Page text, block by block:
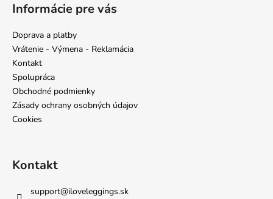
Informácie pre vás
Doprava a platby
Vrátenie - Výmena - Reklamácia
Kontakt
Spolupráca
Obchodné podmienky
Zásady ochrany osobných údajov
Cookies
Kontakt
support@iloveleggings.sk